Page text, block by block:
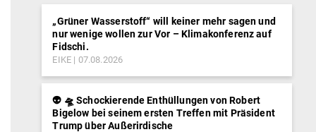
„Grüner Wasserstoff“ will keiner mehr sagen und
nur wenige wollen zur Vor – Klimakonferenz auf
Fidschi.
EIKE 07.08.2026
👽 🛸 Schockierende Enthüllungen von Robert
Bigelow bei seinem ersten Treffen mit Präsident
Trump über Außerirdische